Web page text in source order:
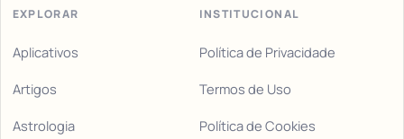
EXPLORAR
Aplicativos
Artigos
Astrologia
INSTITUCIONAL
Política de Privacidade
Termos de Uso
Política de Cookies